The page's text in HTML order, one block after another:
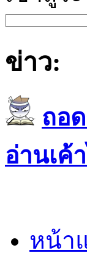
ข่าว:
ถอ
อ่านเค้
หน้า